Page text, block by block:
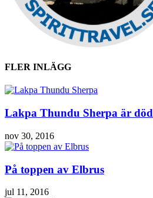
FLER INLÄGG
Lakpa Thundu Sherpa är död
nov 30, 2016
På toppen av Elbrus
jul 11, 2016